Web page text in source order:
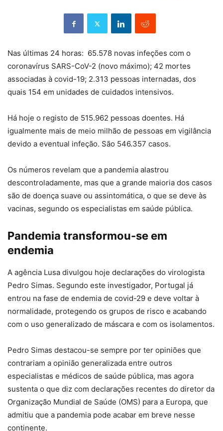
Nas últimas 24 horas: 65.578 novas infeções com o
coronavírus SARS-CoV-2 (novo máximo); 42 mortes
associadas à covid-19; 2.313 pessoas internadas, dos
quais 154 em unidades de cuidados intensivos.
Há hoje o registo de 515.962 pessoas doentes. Há
igualmente mais de meio milhão de pessoas em vigilância
devido a eventual infeção. São 546.357 casos.
Os números revelam que a pandemia alastrou
descontroladamente, mas que a grande maioria dos casos
são de doença suave ou assintomática, o que se deve às
vacinas, segundo os especialistas em saúde pública.
Pandemia transformou-se em
endemia
A agência Lusa divulgou hoje declarações do virologista
Pedro Simas. Segundo este investigador, Portugal já
entrou na fase de endemia de covid-29 e deve voltar à
normalidade, protegendo os grupos de risco e acabando
com o uso generalizado de máscara e com os isolamentos.
Pedro Simas destacou-se sempre por ter opiniões que
contrariam a opinião generalizada entre outros
especialistas e médicos de saúde pública, mas agora
sustenta o que diz com declarações recentes do diretor da
Organização Mundial de Saúde (OMS) para a Europa, que
admitiu que a pandemia pode acabar em breve nesse
continente.